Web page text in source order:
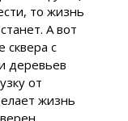
то жизнь
А вот
сквера с
деревьев
от
жизнь